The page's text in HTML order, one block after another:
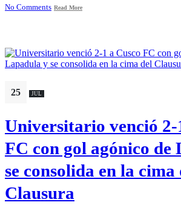
No Comments Read More
25 JUL
Universitario venció 2-
FC con gol agónico de
se consolida en la cima
Clausura